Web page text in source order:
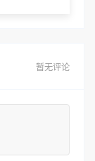
暂无评论